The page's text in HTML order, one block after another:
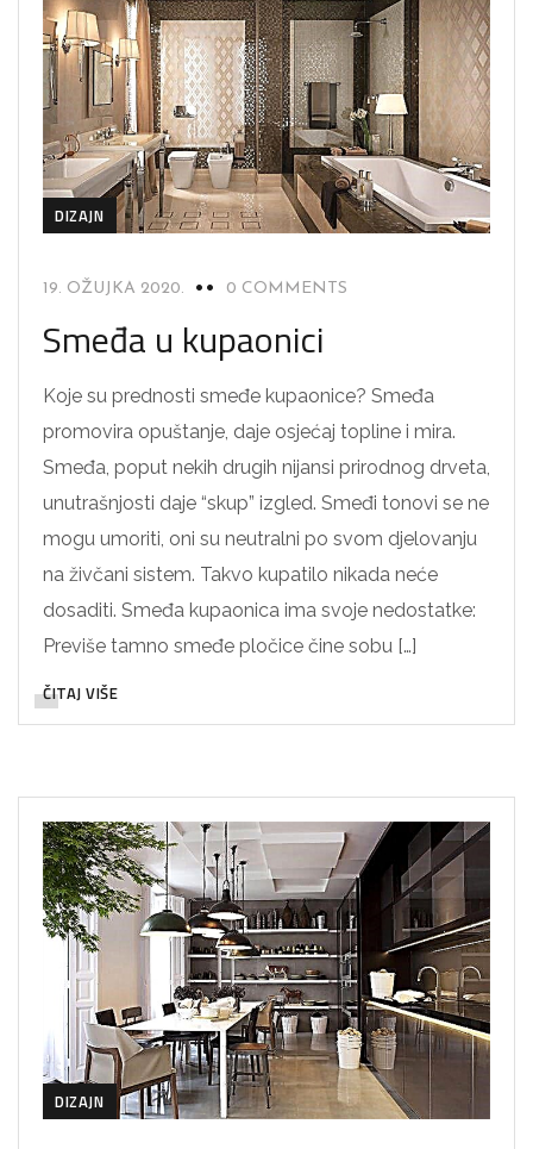
DIZAJN
19. OŽUJKA 2020. 0 COMMENTS
Smeđa u kupaonici
Koje su prednosti smeđe kupaonice? Smeđa
promovira opuštanje, daje osjećaj topline i mira.
Smeđa, poput nekih drugih nijansi prirodnog drveta,
unutrašnjosti daje “skup” izgled. Smeđi tonovi se ne
mogu umoriti, oni su neutralni po svom djelovanju
na živčani sistem. Takvo kupatilo nikada neće
dosaditi. Smeđa kupaonica ima svoje nedostatke:
Previše tamno smeđe pločice čine sobu […]
ČITAJ VIŠE
DIZAJN